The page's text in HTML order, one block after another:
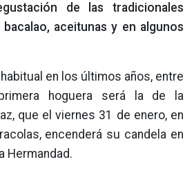
de las tradicionales
aceitunas y en algunos
en los últimos años, entre
hoguera será la de la
que el viernes 31 de enero, en
encenderá su candela en
Hermandad.